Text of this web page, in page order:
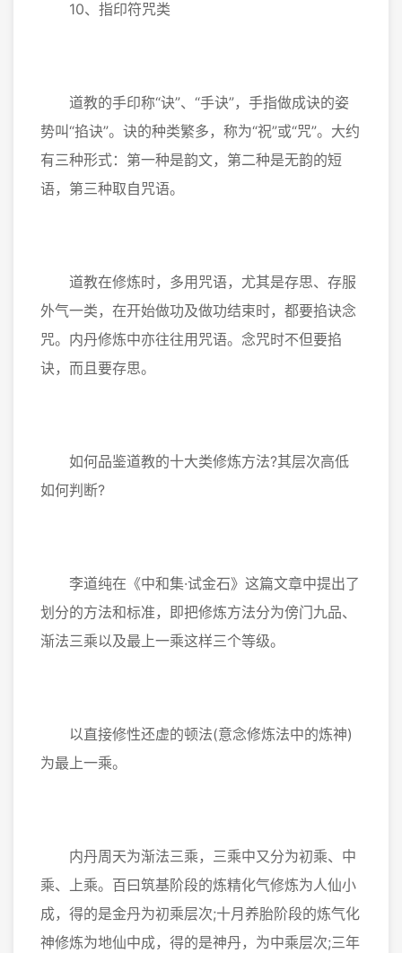
10、指印符咒类
道教的手印称“诀”、“手诀”，手指做成诀的姿
势叫“掐诀”。诀的种类繁多，称为“祝”或“咒”。大约
有三种形式：第一种是韵文，第二种是无韵的短
语，第三种取自咒语。
道教在修炼时，多用咒语，尤其是存思、存服
外气一类，在开始做功及做功结束时，都要掐诀念
咒。内丹修炼中亦往往用咒语。念咒时不但要掐
诀，而且要存思。
如何品鉴道教的十大类修炼方法?其层次高低
如何判断?
李道纯在《中和集·试金石》这篇文章中提出了
划分的方法和标准，即把修炼方法分为傍门九品、
渐法三乘以及最上一乘这样三个等级。
以直接修性还虚的顿法(意念修炼法中的炼神)
为最上一乘。
内丹周天为渐法三乘，三乘中又分为初乘、中
乘、上乘。百曰筑基阶段的炼精化气修炼为人仙小
成，得的是金丹为初乘层次;十月养胎阶段的炼气化
神修炼为地仙中成，得的是神丹，为中乘层次;三年